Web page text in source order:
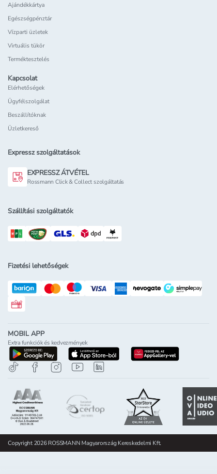
Ajándékkártya
Egészségpénztár
Vízparti üzletek
Virtuális tükör
Terméktesztelés
Kapcsolat
Elérhetőségek
Ügyfélszolgálat
Beszállítóknak
Üzletkereső
Expressz szolgáltatások
EXPRESSZ ÁTVÉTEL
Rossmann Click & Collect szolgáltatás
Szállítási szolgáltatók
Fizetési lehetőségek
Rossmann ajándékkártya
MOBIL APP
Extra funkciók és kedvezmények
letöltés a google-play-rölletöltés az app-store-ból
letöltés
Copyright 2026 ROSSMANN Magyarország Kereskedelmi Kft.